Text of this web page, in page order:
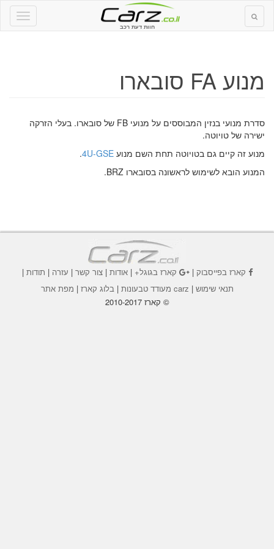
חוות דעת רכב
מנוע FA סובארו
סדרת מנועי בנזין המבוססים על מנועי FB של סובארו. בעלי הזרקה
ישירה של טויוטה.
מנוע זה קיים גם בטויוטה תחת השם מנוע 4U-GSE
.
המנוע הובא לשימוש לראשונה בסובארו BRZ.
קארז בפייסבוק| קארז בגוגל+|אודות |צור קשר | עזרה | תודות |
תנאי שימוש | carz מעודד טבעונות | בלוג קארז | מפת אתר
© קארז 2010-2017